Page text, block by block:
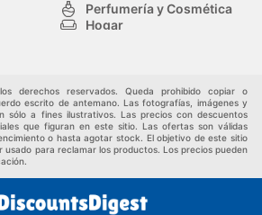
Perfumería y Cosmética
Hogar
derechos reservados. Queda prohibido copiar o
escrito de antemano. Las fotografías, imágenes y
sólo a fines ilustrativos. Las precios con descuentos
que figuran en este sitio. Las ofertas son válidas
o hasta agotar stock. El objetivo de este sitio
usado para reclamar los productos. Los precios pueden